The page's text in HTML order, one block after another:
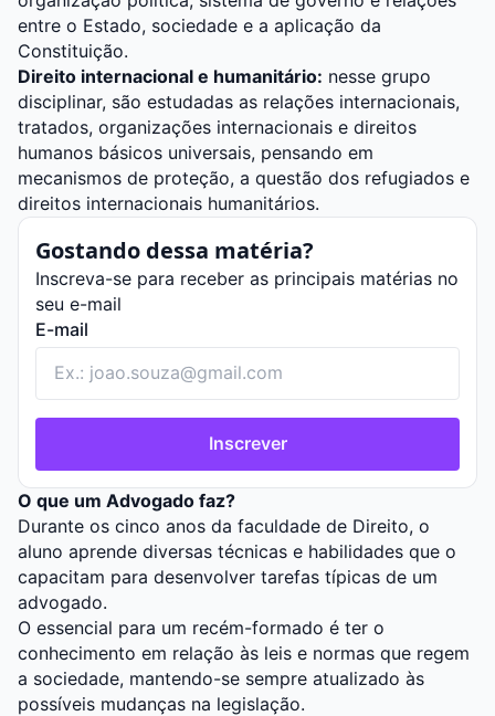
entre o Estado, sociedade e a aplicação da
Constituição.
Direito internacional e humanitário: nesse grupo
disciplinar, são estudadas as relações internacionais,
tratados, organizações internacionais e direitos
humanos básicos universais, pensando em
mecanismos de proteção, a questão dos refugiados e
direitos internacionais humanitários.
Gostando dessa matéria?
Inscreva-se para receber as principais matérias no
seu e-mail
E-mail
Inscrever
O que um Advogado faz?
Durante os cinco anos da faculdade de Direito, o
aluno aprende diversas técnicas e habilidades que o
capacitam para desenvolver tarefas típicas de um
advogado.
O essencial para um recém-formado é ter o
conhecimento em relação às leis e normas que regem
a sociedade, mantendo-se sempre atualizado às
possíveis mudanças na legislação.